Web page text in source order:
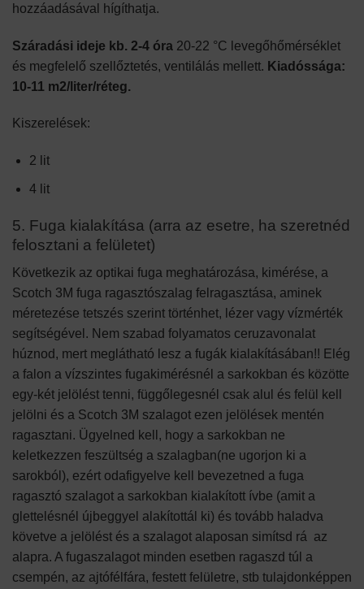
hozzáadásával hígíthatja.
Száradási ideje kb. 2-4 óra 20-22 °C levegőhőmérséklet
és megfelelő szellőztetés, ventilálás mellett. Kiadóssága:
10-11 m2/liter/réteg.
Kiszerelések:
2 lit
4 lit
5. Fuga kialakítása (arra az esetre, ha szeretnéd
felosztani a felületet)
Következik az optikai fuga meghatározása, kimérése, a
Scotch 3M fuga ragasztószalag felragasztása, aminek
méretezése tetszés szerint történhet, lézer vagy vízmérték
segítségével. Nem szabad folyamatos ceruzavonalat
húznod, mert meglátható lesz a fugák kialakításában!! Elég
a falon a vízszintes fugakimérésnél a sarkokban és közötte
egy-két jelölést tenni, függőlegesnél csak alul és felül kell
jelölni és a Scotch 3M szalagot ezen jelölések mentén
ragasztani. Ügyelned kell, hogy a sarkokban ne
keletkezzen feszültség a szalagban(ne ugorjon ki a
sarokból), ezért odafigyelve kell bevezetned a fuga
ragasztó szalagot a sarkokban kialakított ívbe (amit a
glettelésnél újbeggyel alakítottál ki) és tovább haladva
követve a jelölést és a szalagot alaposan simítsd rá az
alapra. A fugaszalagot minden esetben ragaszd túl a
csempén, az ajtófélfára, festett felületre, stb tulajdonképpen